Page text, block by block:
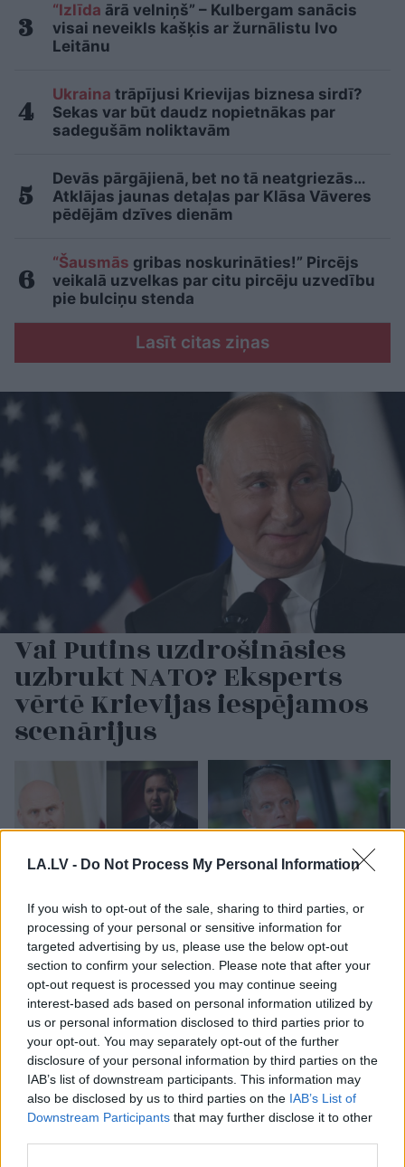
LA.LV - Do Not Process My Personal Information
If you wish to opt-out of the sale, sharing to third parties, or
processing of your personal or sensitive information for
targeted advertising by us, please use the below opt-out
section to confirm your selection. Please note that after your
opt-out request is processed you may continue seeing
interest-based ads based on personal information utilized by
us or personal information disclosed to third parties prior to
your opt-out. You may separately opt-out of the further
disclosure of your personal information by third parties on the
IAB’s list of downstream participants. This information may
also be disclosed by us to third parties on the IAB’s List of
Downstream Participants that may further disclose it to other
“Izlīda ārā velniņš” – Kulbergam sanācis
visai neveikls kašķis ar žurnālistu Ivo
Leitānu
Ukraina trāpījusi Krievijas biznesa sirdī?
Sekas var būt daudz nopietnākas par
sadegušām noliktavām
Devās pārgājienā, bet no tā neatgriezās…
Atklājas jaunas detaļas par Klāsa Vāveres
pēdējām dzīves dienām
“Šausmās gribas noskurināties!” Pircējs
veikalā uzvelkas par citu pircēju uzvedību
pie bulciņu stenda
Lasīt citas ziņas
Vai Putins uzdrošināsies
uzbrukt NATO? Eksperts
vērtē Krievijas iespējamos
scenārijus
“Izlīda ārā velniņš” –
Kulbergam sanācis
visai neveikls kašķis ar
žurnālistu Ivo Leitānu
KārlisStreips: “Tas
būtu nozīmējis, ka
Tramps 2024. gadā
kandidēt nedrīkstētu”